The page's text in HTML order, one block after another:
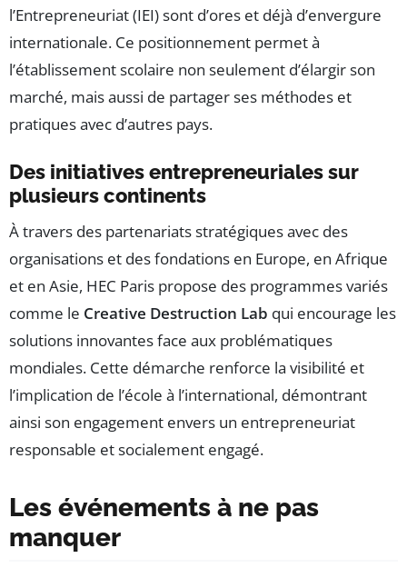
l’Entrepreneuriat (IEI) sont d’ores et déjà d’envergure
internationale. Ce positionnement permet à
l’établissement scolaire non seulement d’élargir son
marché, mais aussi de partager ses méthodes et
pratiques avec d’autres pays.
Des initiatives entrepreneuriales sur
plusieurs continents
À travers des partenariats stratégiques avec des
organisations et des fondations en Europe, en Afrique
et en Asie, HEC Paris propose des programmes variés
comme le Creative Destruction Lab qui encourage les
solutions innovantes face aux problématiques
mondiales. Cette démarche renforce la visibilité et
l’implication de l’école à l’international, démontrant
ainsi son engagement envers un entrepreneuriat
responsable et socialement engagé.
Les événements à ne pas
manquer